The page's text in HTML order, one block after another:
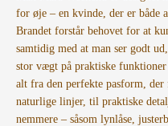
for øje – en kvinde, der er både
Brandet forstår behovet for at
samtidig med at man ser godt
stor vægt på praktiske
alt fra den perfekte pasform, der
naturlige linjer, til praktiske
nemmere – såsom lynlåse,